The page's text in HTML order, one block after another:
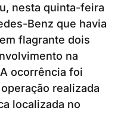
nesta quinta-feira
Benz que havia
flagrante dois
na
ocorrência foi
realizada
localizada no